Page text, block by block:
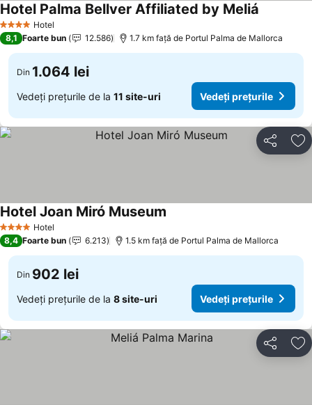
4 Stele Hotel
Hotel Palma Bellver Affiliated by Meliá
8,1 Foarte bun 12.586 1.7 km faţă de Portul Palma de Mallorca
Din 1.064 lei
Vedeți prețurile de la 11 site-uri Vedeți prețurile
Distribuiți
4 Stele Hotel
Hotel Joan Miró Museum
8,4 Foarte bun 6.213 1.5 km faţă de Portul Palma de Mallorca
Din 902 lei
Vedeți prețurile de la 8 site-uri Vedeți prețurile
Distribuiți